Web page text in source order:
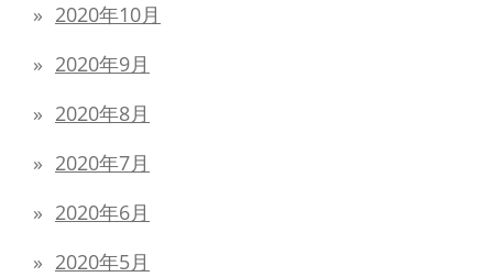
2020年10月
2020年9月
2020年8月
2020年7月
2020年6月
2020年5月